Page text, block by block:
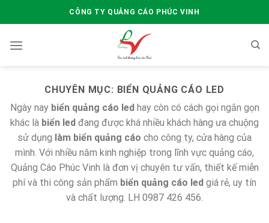
to
CÔNG TY QUẢNG CÁO PHÚC VINH
CHUYÊN MỤC: BIỂN QUẢNG CÁO LED
Ngày nay biển quảng cáo ledhay còn có cách gọi ngắn gọn
khác là biển led đang được khá nhiều khách hàng ưa chuộng
sử dụng làm biển quảng cáo cho công ty, cửa hàng của
mình. Với nhiều năm kinh nghiệp trong lĩnh vực quảng cáo,
Quảng Cáo Phúc Vinh là đơn vị chuyên tư vấn, thiết kế miễn
phí và thi công sản phẩm biển quảng cáo led giá rẻ, uy tín
và chất lượng. LH 0987 426 456.